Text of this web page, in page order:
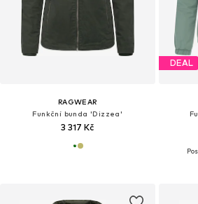
RAGWEAR
Funkční bunda 'Dizzea'
3 317 Kč
DEAL